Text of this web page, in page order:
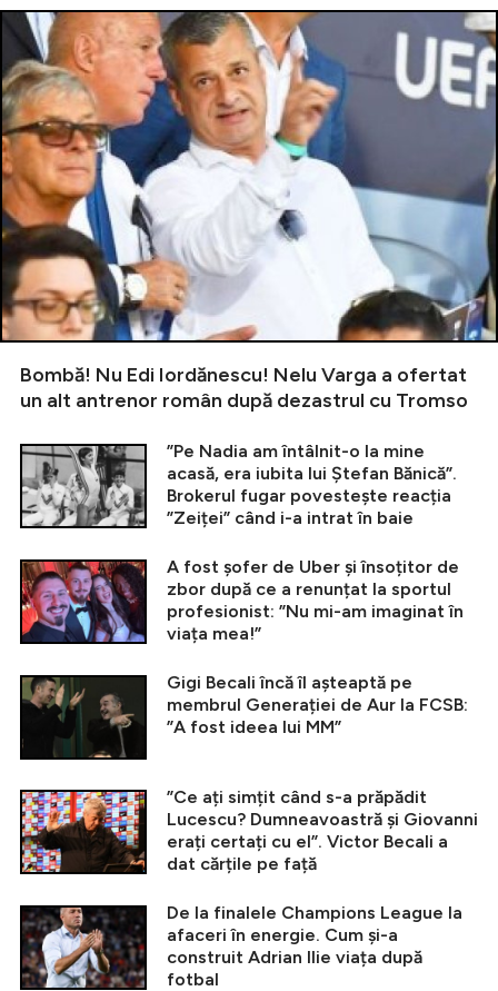
Bombă! Nu Edi Iordănescu! Nelu Varga a ofertat
un alt antrenor român după dezastrul cu Tromso
”Pe Nadia am întâlnit-o la mine
acasă, era iubita lui Ștefan Bănică”.
Brokerul fugar povestește reacția
”Zeiței” când i-a intrat în baie
A fost șofer de Uber și însoțitor de
zbor după ce a renunțat la sportul
profesionist: ”Nu mi-am imaginat în
viața mea!”
Gigi Becali încă îl așteaptă pe
membrul Generației de Aur la FCSB:
”A fost ideea lui MM”
”Ce ați simțit când s-a prăpădit
Lucescu? Dumneavoastră și Giovanni
erați certați cu el”. Victor Becali a
dat cărțile pe față
De la finalele Champions League la
afaceri în energie. Cum și-a
construit Adrian Ilie viața după
fotbal